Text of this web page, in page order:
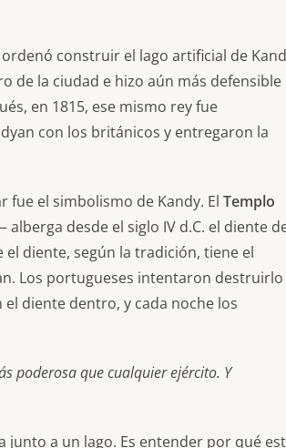
construir el lago artificial de
de la ciudad e hizo aún más defensible
en 1815, ese mismo rey fue
con los británicos y entregaron la
el simbolismo de Kandy. El Templo
desde el siglo IV d.C. el diente
diente, según la tradición, tiene el
Los portugueses intentaron destruirlo
diente dentro, y cada noche los
poderosa que cualquier ejército. Y
a un lago. Es entender por qué